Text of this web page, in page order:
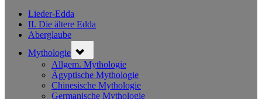
Lieder-Edda
II. Die ältere Edda
Aberglaube
Mythologie sub-
menu
Allgem. Mythologie
Ägyptische Mythologie
Chinesische Mythologie
Germanische Mythologie